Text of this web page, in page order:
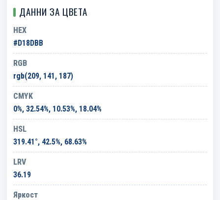
ДАННИ ЗА ЦВЕТА
HEX
#D18DBB
RGB
rgb(209, 141, 187)
CMYK
0%, 32.54%, 10.53%, 18.04%
HSL
319.41°, 42.5%, 68.63%
LRV
36.19
Яркост